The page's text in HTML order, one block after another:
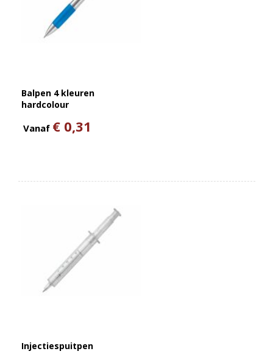
Balpen 4 kleuren
hardcolour
Vanaf € 0,31
Injectiespuitpen